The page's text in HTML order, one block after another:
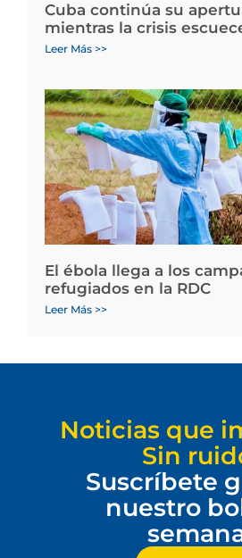
Cuba continúa su
mientras la crisis
Leer Más >>
El ébola llega a los
refugiados en la RDC
Leer Más >>
Noticias que
Sin
Suscríbete
nuestro